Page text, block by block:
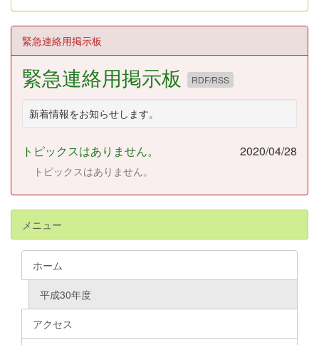
緊急連絡用掲示板
緊急連絡用掲示板 RDF/RSS
新着情報をお知らせします。
トピックスはありません。 2020/04/28
トピックスはありません。
メニュー
ホーム
平成30年度
アクセス